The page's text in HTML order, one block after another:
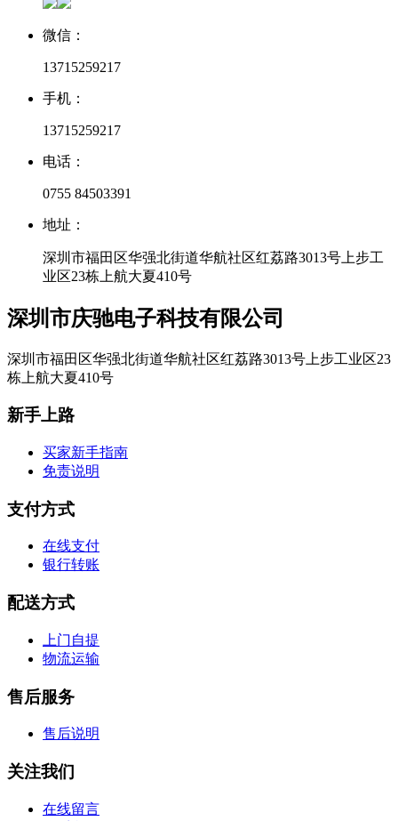
微信：
13715259217
手机：
13715259217
电话：
0755 84503391
地址：
深圳市福田区华强北街道华航社区红荔路3013号上步工
业区23栋上航大夏410号
深圳市庆驰电子科技有限公司
深圳市福田区华强北街道华航社区红荔路3013号上步工业区23
栋上航大夏410号
新手上路
买家新手指南
免责说明
支付方式
在线支付
银行转账
配送方式
上门自提
物流运输
售后服务
售后说明
关注我们
在线留言